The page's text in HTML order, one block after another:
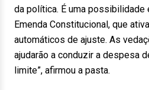
da política. É uma
Emenda Constitucional, que
automáticos de ajuste. As
ajudarão a conduzir a despesa
limite”, afirmou a pasta.